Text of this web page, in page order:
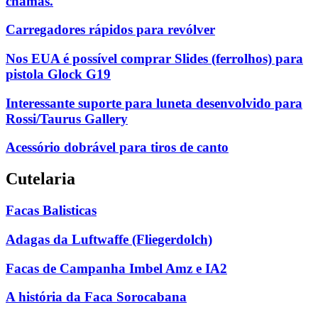
Carregadores rápidos para revólver
Nos EUA é possível comprar Slides (ferrolhos) para
pistola Glock G19
Interessante suporte para luneta desenvolvido para
Rossi/Taurus Gallery
Acessório dobrável para tiros de canto
Cutelaria
Facas Balisticas
Adagas da Luftwaffe (Fliegerdolch)
Facas de Campanha Imbel Amz e IA2
A história da Faca Sorocabana